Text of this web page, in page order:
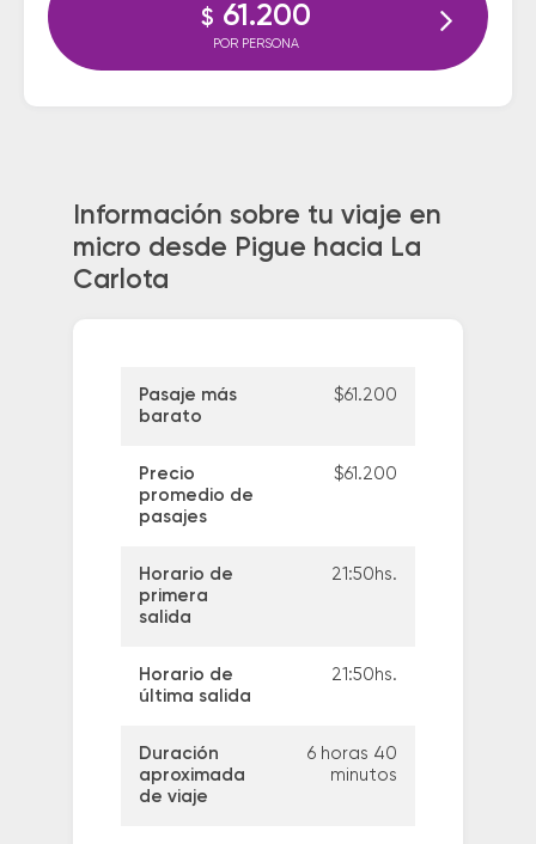
$ 61.200
POR PERSONA
Información sobre tu viaje en
micro desde Pigue hacia La
Carlota
Pasaje más
barato
$61.200
Precio
promedio de
pasajes
$61.200
Horario de
primera
salida
21:50hs.
Horario de
última salida
21:50hs.
Duración
aproximada
de viaje
6 horas 40
minutos